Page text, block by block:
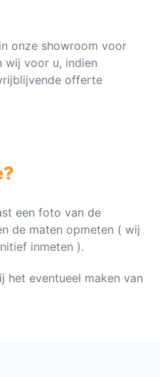
onze showroom voor
wij voor u, indien
offerte
een foto van de
de maten opmeten ( wij
inmeten ).
het eventueel maken van